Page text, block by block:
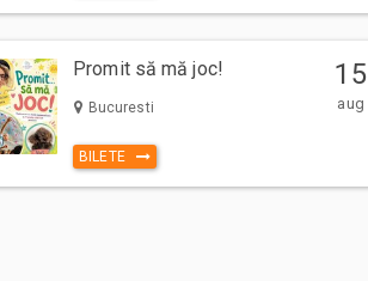
Promit să mă joc!
Bucuresti
BILETE
15
aug